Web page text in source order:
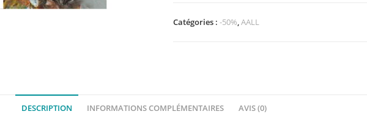
and
Catégories :-50%,AALL
DESCRIPTION INFORMATIONS COMPLÉMENTAIRES AVIS (0)